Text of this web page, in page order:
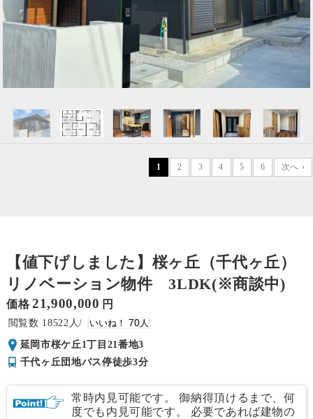
1 2 3 4 5 6 次へ ›
【値下げしました】桜ヶ丘（千代ヶ丘）
リノベーション物件 3LDK(※商談中)
価格 21,900,000 円
18522
70
延岡市桜ケ丘1丁目21番地3
千代ヶ丘団地バス停徒歩3分
常時内見可能です。 御納得頂けるまで、何
度でも内見可能です。 必要であれば建物の